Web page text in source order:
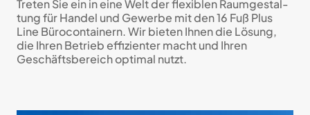
Treten Sie ein in eine Welt der flexi­blen Raum­gestal­
tung für Handel und Gewerbe mit den 16 Fuß Plus
Line Büro­con­tainern. Wir bieten Ihnen die Lösung,
die Ihren Betrieb effi­zi­en­ter macht und Ihren
Geschäfts­be­reich opti­mal nutzt.